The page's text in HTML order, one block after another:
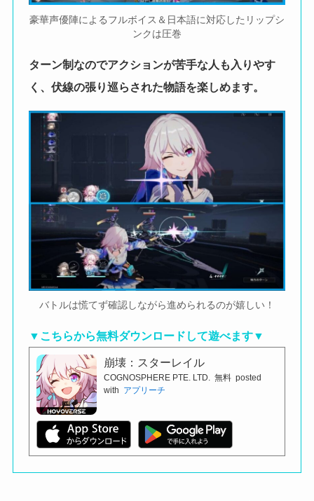
豪華声優陣によるフルボイス＆日本語に対応したリップシ
ンクは圧巻
ターン制なのでアクションが苦手な人も入りやす
く、伏線の張り巡らされた物語を楽しめます。
バトルは慌てず確認しながら進められるのが嬉しい！
▼こちらから無料ダウンロードして遊べます▼
崩壊：スターレイル
COGNOSPHERE PTE. LTD. 無料 posted
with アプリーチ